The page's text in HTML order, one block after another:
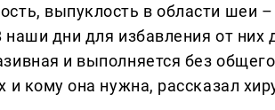
выпуклость в области шеи
дни для избавления от
и выполняется без
и кому она нужна, рассказал